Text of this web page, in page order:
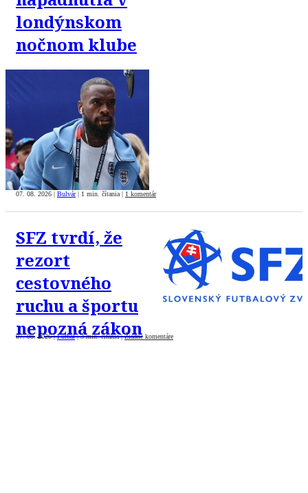
londýnskom
nočnom klube
07. 08. 2026 | Bulvár | 1 min. čítania | 1 komentár
SFZ tvrdí, že
rezort
cestovného
ruchu a športu
nepozná zákon
07. 08. 2026| Futbal |3 min. čítania| Žiadne komentáre